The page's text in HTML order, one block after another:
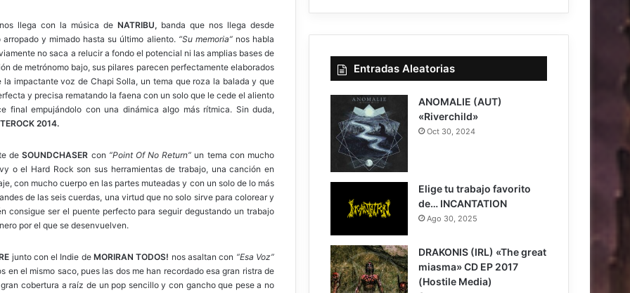
llega con la música de NATRIBU, banda que nos llega desde
y mimado hasta su último aliento. “Su memoria”nos habla
no saca a relucir a fondo el potencial ni las amplias bases de
de metrónomo bajo, sus pilares parecen perfectamente elaborados
impactante voz de Chapi Solla, un tema que roza la balada y que
y precisa rematando la faena con un solo que le cede el aliento
final empujándolo con una dinámica algo más rítmica. Sin duda,
2014.
deSOUNDCHASER con “Point Of No Return” un tema con mucho
o el Hard Rock son sus herramientas de trabajo, una canción en
con mucho cuerpo en las partes muteadas y con un solo de lo más
de las seis cuerdas, una virtud que no solo sirve para colorear y
consigue ser el puente perfecto para seguir degustando un trabajo
por el que se desenvuelven.
junto con el Indie deMORIRAN TODOS! nos asaltan con “Esa Voz”
en el mismo saco, pues las dos me han recordado esa gran ristra de
cobertura a raíz de un pop sencillo y con gancho que pese a no
Entradas Aleatorias
ANOMALIE (AUT)
«Riverchild»
Oct 30, 2024
Elige tu trabajo favorito
de… INCANTATION
Ago 30, 2025
DRAKONIS (IRL) «The great
miasma» CD EP 2017
(Hostile Media)